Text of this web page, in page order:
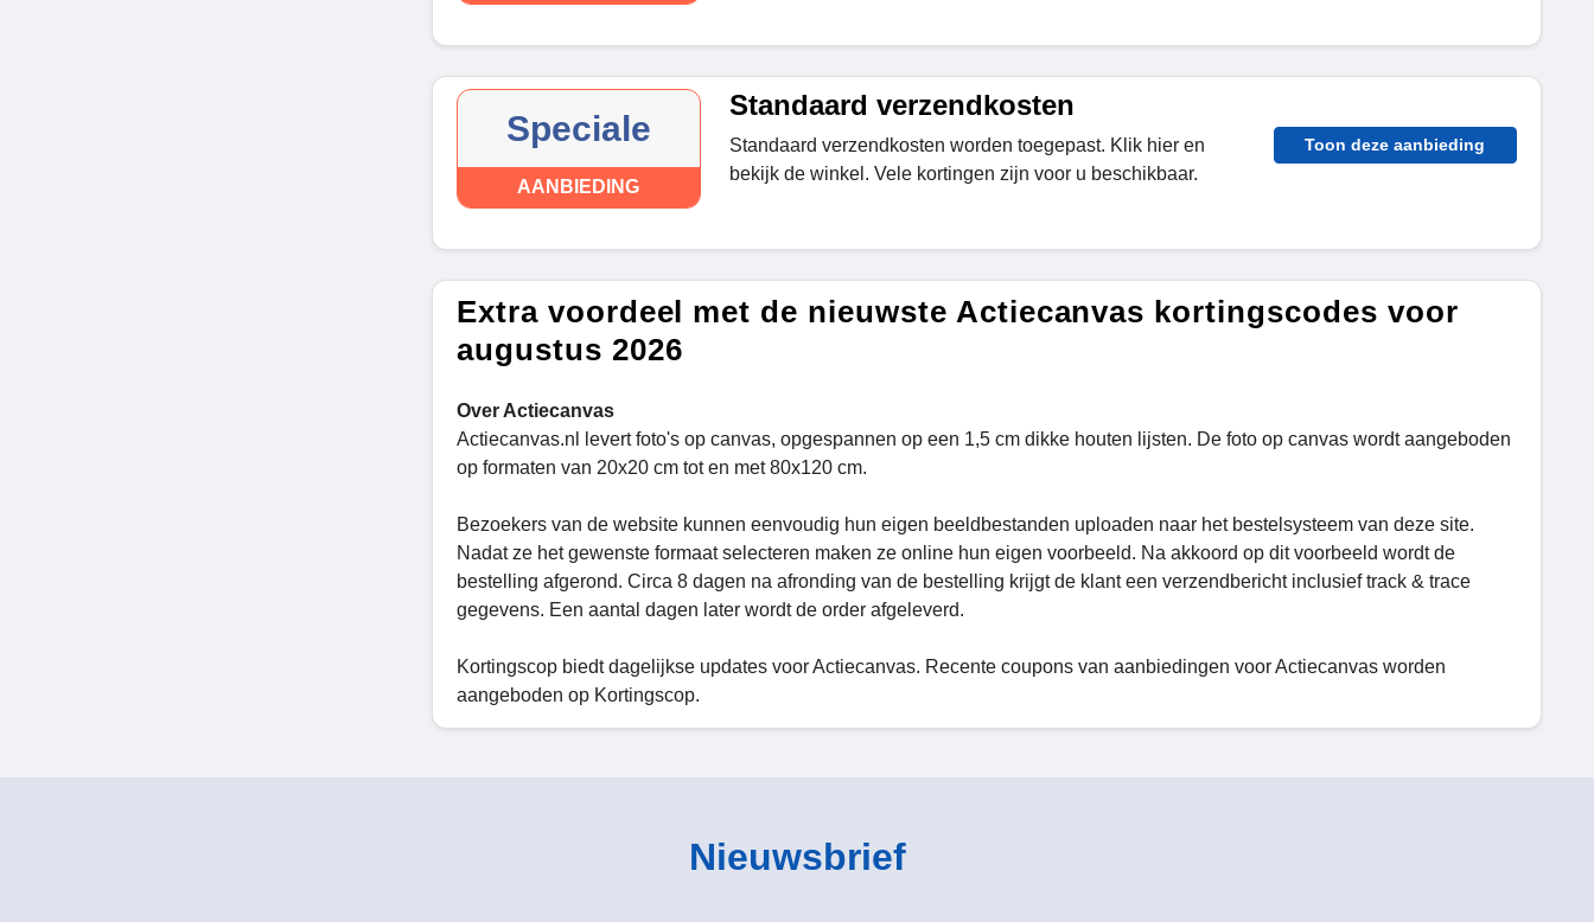
Speciale
AANBIEDING
Standaard verzendkosten
Standaard verzendkosten worden toegepast. Klik hier en
bekijk de winkel. Vele kortingen zijn voor u beschikbaar.
Toon deze aanbieding
Extra voordeel met de nieuwste Actiecanvas kortingscodes voor
augustus 2026
Over Actiecanvas
Actiecanvas.nl levert foto's op canvas, opgespannen op een 1,5 cm dikke houten lijsten. De foto op canvas wordt aangeboden
op formaten van 20x20 cm tot en met 80x120 cm.
Bezoekers van de website kunnen eenvoudig hun eigen beeldbestanden uploaden naar het bestelsysteem van deze site.
Nadat ze het gewenste formaat selecteren maken ze online hun eigen voorbeeld. Na akkoord op dit voorbeeld wordt de
bestelling afgerond. Circa 8 dagen na afronding van de bestelling krijgt de klant een verzendbericht inclusief track & trace
gegevens. Een aantal dagen later wordt de order afgeleverd.
Kortingscop biedt dagelijkse updates voor Actiecanvas. Recente coupons van aanbiedingen voor Actiecanvas worden
aangeboden op Kortingscop.
Nieuwsbrief